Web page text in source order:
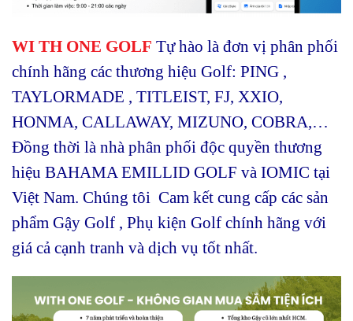
WI TH ONE GOLF Tự hào là đơn vị phân phối
chính hãng các thương hiệu Golf: PING ,
TAYLORMADE , TITLEIST, FJ, XXIO,
HONMA, CALLAWAY, MIZUNO, COBRA,…
Đồng thời là nhà phân phối độc quyền thương
hiệu BAHAMA EMILLID GOLF và IOMIC tại
Việt Nam. Chúng tôi Cam kết cung cấp các sản
phẩm Gậy Golf , Phụ kiện Golf chính hãng với
giá cả cạnh tranh và dịch vụ tốt nhất.